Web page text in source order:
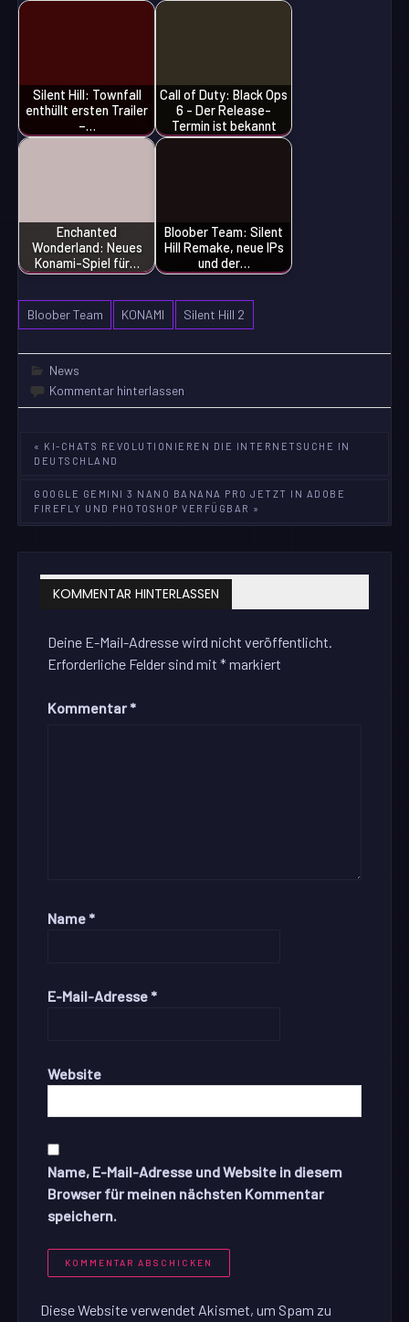
Silent Hill: Townfall
enthüllt ersten Trailer
–…
Call of Duty: Black Ops
6 - Der Release-
Termin ist bekannt
Enchanted
Wonderland: Neues
Konami-Spiel für…
Bloober Team: Silent
Hill Remake, neue IPs
und der…
Bloober Team KONAMI Silent Hill 2
News
Kommentar hinterlassen
Beitragsnavigation
« KI-CHATS REVOLUTIONIEREN DIE INTERNETSUCHE IN
DEUTSCHLAND
GOOGLE GEMINI 3 NANO BANANA PRO JETZT IN ADOBE
FIREFLY UND PHOTOSHOP VERFÜGBAR »
KOMMENTAR HINTERLASSEN
Deine E-Mail-Adresse wird nicht veröffentlicht.
Erforderliche Felder sind mit*markiert
Kommentar *
Name *
E-Mail-Adresse *
Website
Name, E-Mail-Adresse und Website in diesem
Browser für meinen nächsten Kommentar
speichern.
Diese Website verwendet Akismet, um Spam zu